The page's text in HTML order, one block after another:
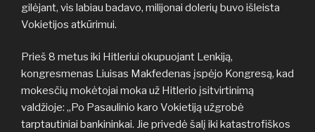
gilėjant, vis labiau badavo, milijonai dolerių buvo išleista
Vokietijos atkūrimui.
Prieš 8 metus iki Hitleriui okupuojant Lenkiją,
kongresmenas Liuisas Makfedenas įspėjo Kongresą, kad
mokesčių mokėtojai moka už Hitlerio įsitvirtinimą
valdžioje: „Po Pasaulinio karo Vokietiją užgrobė
tarptautiniai bankininkai. Jie privedė šalį iki katastrofiškos